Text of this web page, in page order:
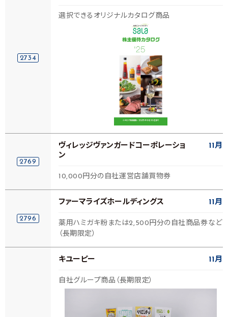
2734
選択できるオリジナルカタログ商品
2769
ヴィレッジヴァンガードコーポレーショ
ン
11月
10,000円分の自社運営店舗買物券
2796
ファーマライズホールディングス 11月
薬用ハミガキ粉または2,500円分の自社商品券など
（長期限定）
キユーピー 11月
自社グループ商品（長期限定）